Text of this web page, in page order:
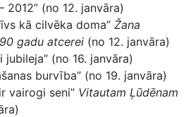
2012” (no 12. janvāra)
kā cilvēka doma” Žana
gadu atcerei (no 12. janvāra)
jubileja” (no 16. janvāra)
burvība” (no 19. janvāra)
vairogi seni” Vitautam Ļūdēnam